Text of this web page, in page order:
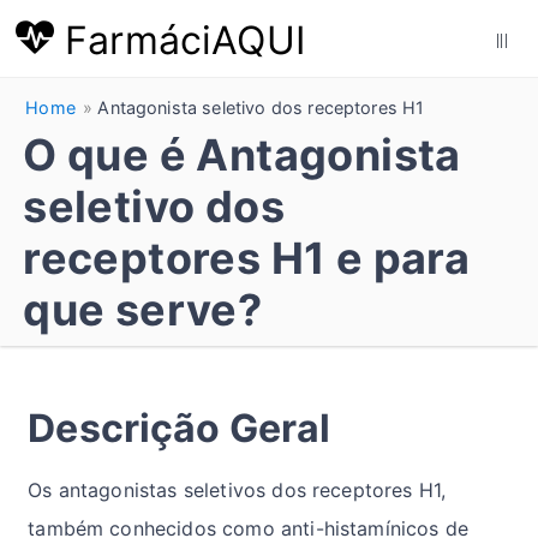
FarmáciAQUI
Home Antagonista seletivo dos receptores H1
O que é Antagonista
seletivo dos
receptores H1 e para
que serve?
Descrição Geral
Os antagonistas seletivos dos receptores H1,
também conhecidos como anti-histamínicos de